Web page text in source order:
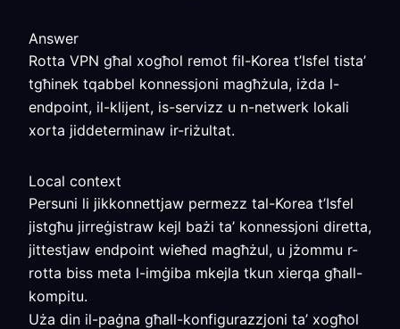
Answer
Rotta VPN għal xogħol remot fil-Korea t’Isfel tista’
tgħinek tqabbel konnessjoni magħżula, iżda l-
endpoint, il-klijent, is-servizz u n-netwerk lokali
xorta jiddeterminaw ir-riżultat.
Local context
Persuni li jikkonnettjaw permezz tal-Korea t’Isfel
jistgħu jirreġistraw kejl bażi ta’ konnessjoni diretta,
jittestjaw endpoint wieħed magħżul, u jżommu r-
rotta biss meta l-imġiba mkejla tkun xierqa għall-
kompitu.
Uża din il-paġna għall-konfigurazzjoni ta’ xogħol